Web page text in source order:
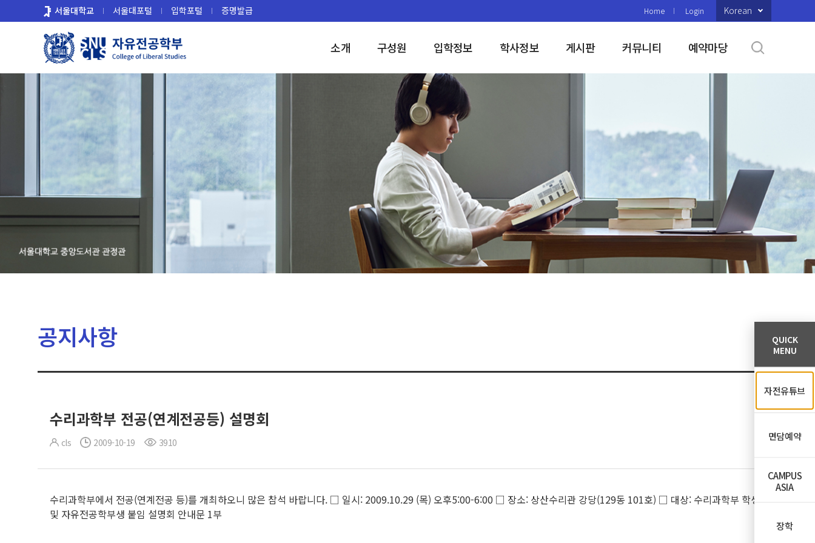
로
서울대학교 서울대포털 입학포털 증명발급 Home Login Korean
소개 구성원 입학정보 학사정보 게시판 커뮤니티 예약마당
공지사항
수리과학부 전공(연계전공등) 설명회
cls 2009-10-19 3910
수리과학부에서 전공(연계전공 등)를 개최하오니 많은 참석 바랍니다. □ 일시: 2009.10.29 (목) 오후5:00-6:00 □ 장소: 상산수리관 강당(129동 101호) □ 대상: 수리과학부 학생
및 자유전공학부생 붙임 설명회 안내문 1부
QUICK
MENU
자전유튜브
면담예약
CAMPUS
ASIA
장학